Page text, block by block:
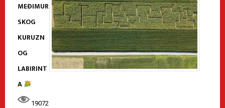
MEĐIMUR
SKOG
KURUZN
OG
LABIRINT
A
19072